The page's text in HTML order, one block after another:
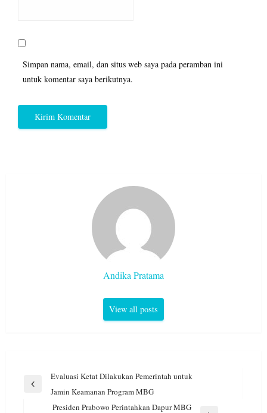
Simpan nama, email, dan situs web saya pada peramban ini
untuk komentar saya berikutnya.
Andika Pratama
View all posts
Navigasi
pos
Previous
Evaluasi Ketat Dilakukan Pemerintah untuk
Jamin Keamanan Program MBG
Presiden Prabowo Perintahkan Dapur MBG